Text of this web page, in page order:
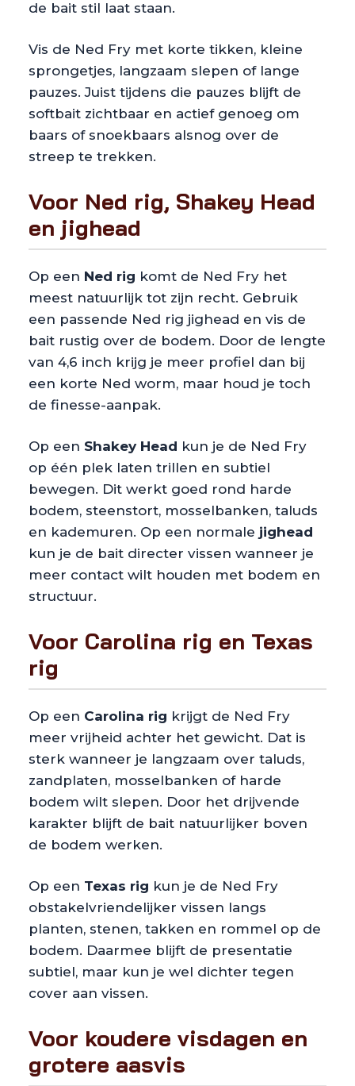
de bait stil laat staan.
Vis de Ned Fry met korte tikken, kleine
sprongetjes, langzaam slepen of lange
pauzes. Juist tijdens die pauzes blijft de
softbait zichtbaar en actief genoeg om
baars of snoekbaars alsnog over de
streep te trekken.
Voor Ned rig, Shakey Head
en jighead
Op een Ned rig komt de Ned Fry het
meest natuurlijk tot zijn recht. Gebruik
een passende Ned rig jighead en vis de
bait rustig over de bodem. Door de lengte
van 4,6 inch krijg je meer profiel dan bij
een korte Ned worm, maar houd je toch
de finesse-aanpak.
Op een Shakey Head kun je de Ned Fry
op één plek laten trillen en subtiel
bewegen. Dit werkt goed rond harde
bodem, steenstort, mosselbanken, taluds
en kademuren. Op een normale jighead
kun je de bait directer vissen wanneer je
meer contact wilt houden met bodem en
structuur.
Voor Carolina rig en Texas
rig
Op een Carolina rig krijgt de Ned Fry
meer vrijheid achter het gewicht. Dat is
sterk wanneer je langzaam over taluds,
zandplaten, mosselbanken of harde
bodem wilt slepen. Door het drijvende
karakter blijft de bait natuurlijker boven
de bodem werken.
Op een Texas rig kun je de Ned Fry
obstakelvriendelijker vissen langs
planten, stenen, takken en rommel op de
bodem. Daarmee blijft de presentatie
subtiel, maar kun je wel dichter tegen
cover aan vissen.
Voor koudere visdagen en
grotere aasvis